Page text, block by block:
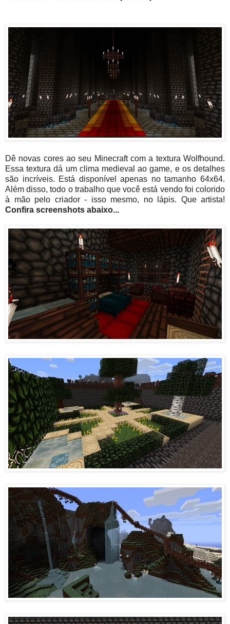
Dê novas cores ao seu Minecraft com a textura Wolfhound.
Essa textura dá um clima medieval ao game, e os detalhes
são incríveis. Está disponível apenas no tamanho 64x64.
Além disso, todo o trabalho que você está vendo foi colorido
à mão pelo criador - isso mesmo, no lápis. Que artista!
Confira screenshots abaixo...